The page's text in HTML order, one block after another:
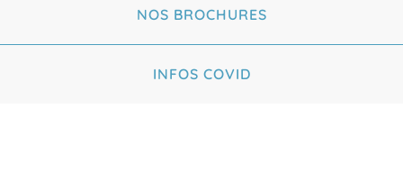
NOS BROCHURES
INFOS COVID